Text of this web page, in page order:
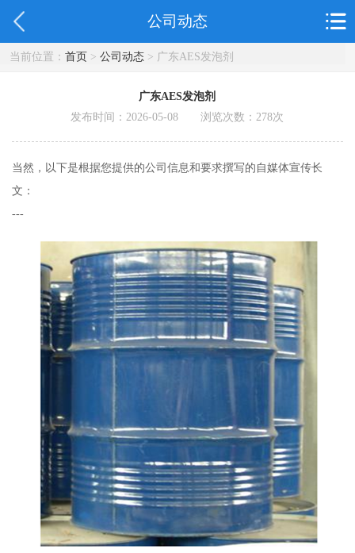
公司动态
当前位置： 首页> 公司动态> 广东AES发泡剂
广东AES发泡剂
发布时间：2026-05-08 浏览次数：278次
当然，以下是根据您提供的公司信息和要求撰写的自媒体宣传长
文：
---